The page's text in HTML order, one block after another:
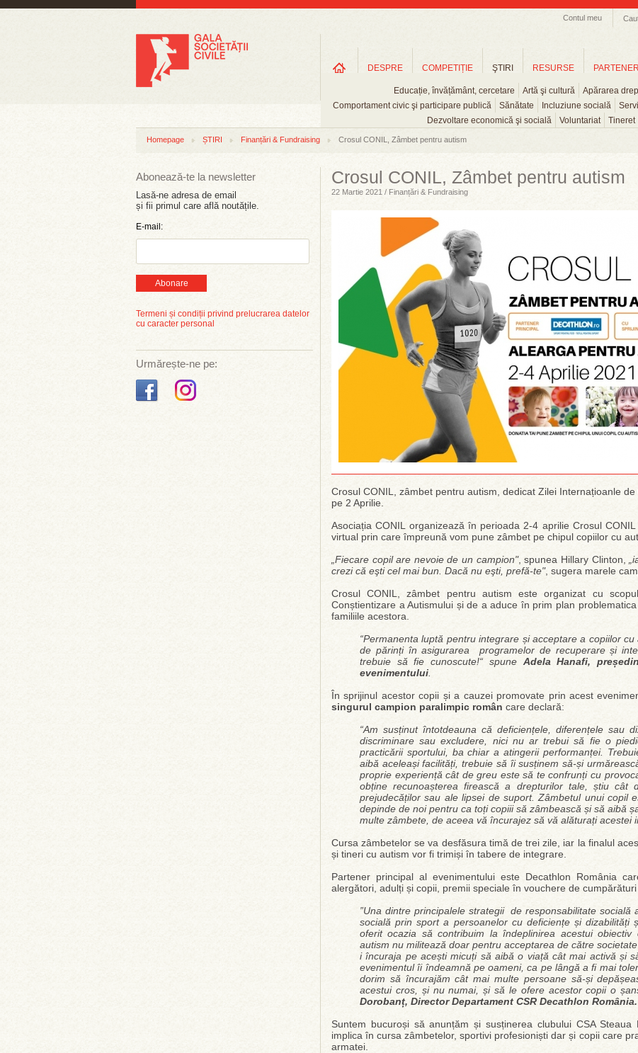
Contul meu
DESPRE COMPETIȚIE ŞTIRI
Educație, învățământ, cercetare Artă şi cultură
Apărarea
Comportament civic şi participare publică
Sănătate Incluziune socială
Dezvoltare economică şi socială
Voluntariat Tineret
RESURSE PARTENERI
Homepage ȘTIRI Finanțări & Fundraising Crosul CONIL, Zâmbet pentru autism
Abonează-te la newsletter
Lasă-ne adresa de email
și fii primul care află noutățile.
E-mail:
Abonare
Termeni și condiții privind prelucrarea datelor
cu caracter personal
Urmărește-ne pe:
Crosul CONIL, Zâmbet pentru autism
22 Martie 2021 / Finanțări & Fundraising
Crosul CONIL, zâmbet pentru autism, dedicat Zilei Internațioanle
pe 2 Aprilie.
Asociația CONIL organizează în perioada 2-4 aprilie Crosul
virtual prin care împreună vom pune zâmbet pe chipul copiilor cu
„Fiecare copil are nevoie de un campion", spunea Hillary Clinton,
crezi că eşti cel mai bun. Dacă nu eşti, prefă-te", sugera marele
Crosul CONIL, zâmbet pentru autism este organizat cu
Conștientizare a Autismului și de a aduce în prim plan
familiile acestora.
“Permanenta luptă pentru integrare și acceptare a copiilor
de părinți în asigurarea programelor de recuperare și
trebuie să fie cunoscute!“ spune Adela Hanafi,
evenimentului
În sprijinul acestor copii și a cauzei promovate prin acest
singurul campion paralimpic român care declară:
“Am susținut întotdeauna că deficiențele, diferențele sau
discriminare sau excludere, nici nu ar trebui să fie o
practicării sportului, ba chiar a atingerii performanței.
aibă aceleași facilități, trebuie să îi susținem să-și
proprie experiență cât de greu este să te confrunți cu
obține recunoașterea firească a drepturilor tale, știu cât
prejudecăților sau ale lipsei de suport. Zâmbetul unui copil
depinde de noi pentru ca toți copiii să zâmbească și să aibă
multe zâmbete, de aceea vă încurajez să vă alăturați acestei
Cursa zâmbetelor se va desfăsura timă de trei zile, iar la finalul
și tineri cu autism vor fi trimiși în tabere de integrare.
Partener principal al evenimentului este Decathlon România
alergători, adulți și copii, premii speciale în vouchere de
”Una dintre principalele strategii de responsabilitate
socială prin sport a persoanelor cu deficiențe și
oferit ocazia să contribuim la îndeplinirea acestui
autism nu militează doar pentru acceptarea de către
i încuraja pe acești micuți să aibă o viață cât mai activă și
evenimentul îi îndeamnă pe oameni, ca pe lângă a fi mai
dorim să încurajăm cât mai multe persoane să-și
acestui cros, și nu numai, și să le ofere acestor copii o
Dorobanț, Director Departament CSR Decathlon România.
Suntem bucuroși să anunțăm și susținerea clubului CSA
implica în cursa zâmbetelor, sportivi profesioniști dar și copii care
armatei.